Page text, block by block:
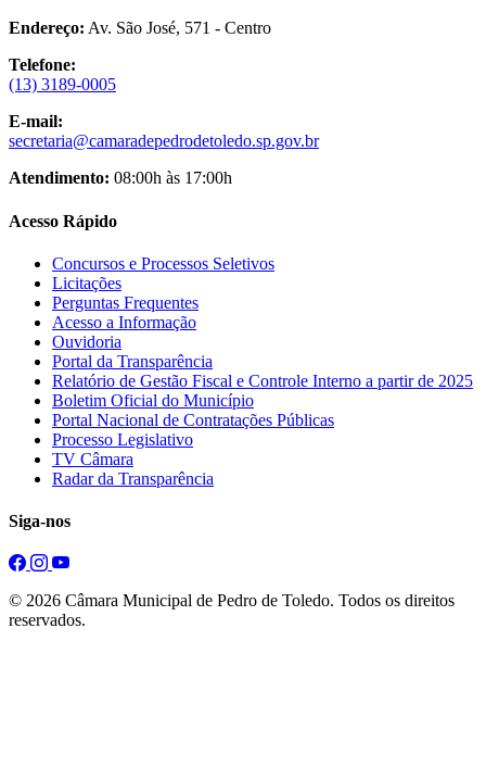
Endereço: Av. São José, 571 - Centro
Telefone:
(13) 3189-0005
E-mail:
secretaria@camaradepedrodetoledo.sp.gov.br
Atendimento: 08:00h às 17:00h
Acesso Rápido
Concursos e Processos Seletivos
Licitações
Perguntas Frequentes
Acesso a Informação
Ouvidoria
Portal da Transparência
Relatório de Gestão Fiscal e Controle Interno a partir de 2025
Boletim Oficial do Município
Portal Nacional de Contratações Públicas
Processo Legislativo
TV Câmara
Radar da Transparência
Siga-nos
© 2026 Câmara Municipal de Pedro de Toledo. Todos os direitos
reservados.